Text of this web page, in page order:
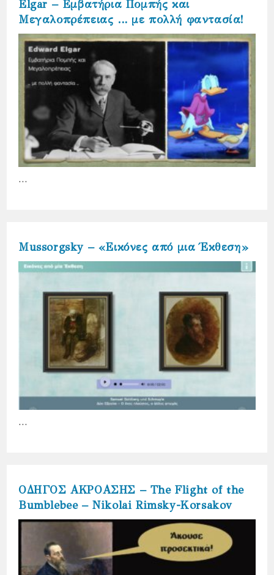
Elgar – Εμβατήρια Πομπής και
Μεγαλοπρέπειας … με πολλή φαντασία!
…
Mussorgsky – «Εικόνες από μια Έκθεση»
…
ΟΔΗΓΟΣ ΑΚΡΟΑΣΗΣ – The Flight of the
Bumblebee – Nikolai Rimsky-Korsakov